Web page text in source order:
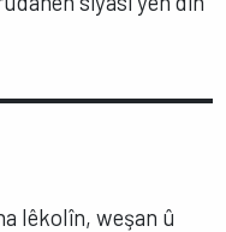
lêkolîn, weşan û